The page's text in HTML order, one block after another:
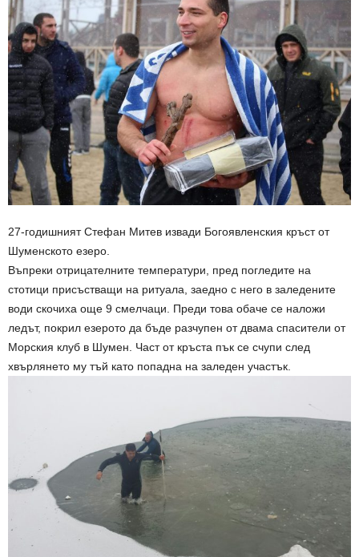
27-годишният Стефан Митев извади Богоявленския кръст от
Шуменското езеро.
Въпреки отрицателните температури, пред погледите на
стотици присъстващи на ритуала, заедно с него в заледените
води скочиха още 9 смелчаци. Преди това обаче се наложи
ледът, покрил езерото да бъде разчупен от двама спасители от
Морския клуб в Шумен. Част от кръста пък се счупи след
хвърлянето му тъй като попадна на заледен участък.